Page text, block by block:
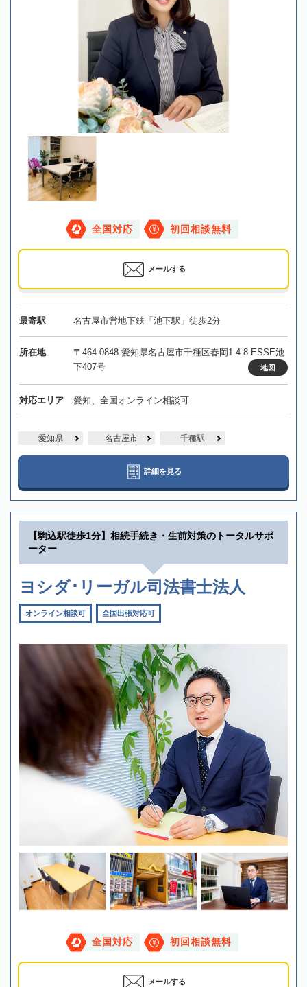
全国対応 初回相談無料
メールする
最寄駅 名古屋市営地下鉄「池下駅」徒歩2分
所在地
〒464-0848 愛知県名古屋市千種区春岡1-4-8 ESSE池
下407号
地図
対応エリア 愛知、全国オンライン相談可
愛知県 名古屋市 千種駅
詳細を見る
【駒込駅徒歩1分】相続手続き・生前対策のトータルサポ
ーター
ヨシダ･リーガル司法書士法人
オンライン相談可 全国出張対応可
全国対応 初回相談無料
メールする